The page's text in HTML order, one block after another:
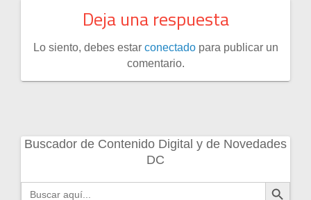
Deja una respuesta
Lo siento, debes estar conectadopara publicar un
comentario.
Buscador de Contenido Digital y de Novedades
DC
Buscar: Botón de búsqueda